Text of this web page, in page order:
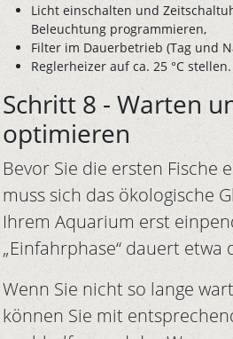
Licht einschalten und
Beleuchtung programmieren,
Filter im Dauerbetrieb (Tag und
Reglerheizer auf ca. 25 °C stellen.
Schritt 8 - Warten
optimieren
Bevor Sie die ersten Fische
muss sich das ökologische
Ihrem Aquarium erst
„Einfahrphase“ dauert etwa
Wenn Sie nicht so lange
können Sie mit